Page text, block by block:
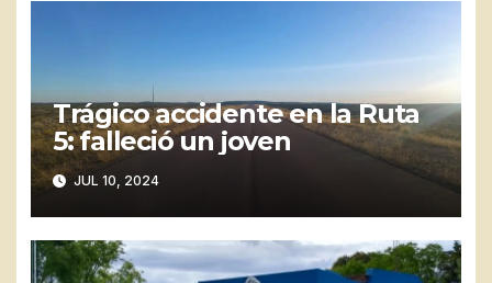
Trágico accidente en la Ruta
5: falleció un joven
JUL 10, 2024